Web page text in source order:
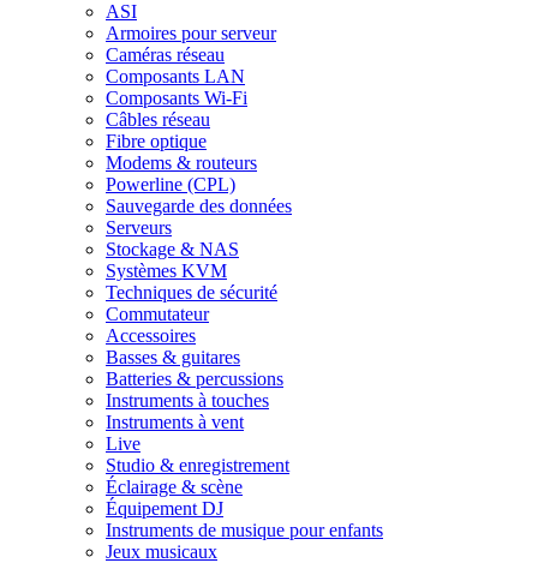
ASI
Armoires pour serveur
Caméras réseau
Composants LAN
Composants Wi-Fi
Câbles réseau
Fibre optique
Modems & routeurs
Powerline (CPL)
Sauvegarde des données
Serveurs
Stockage & NAS
Systèmes KVM
Techniques de sécurité
Commutateur
Accessoires
Basses & guitares
Batteries & percussions
Instruments à touches
Instruments à vent
Live
Studio & enregistrement
Éclairage & scène
Équipement DJ
Instruments de musique pour enfants
Jeux musicaux